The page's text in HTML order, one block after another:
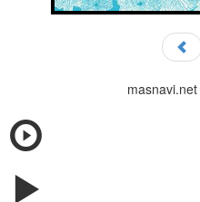
masnavi.net